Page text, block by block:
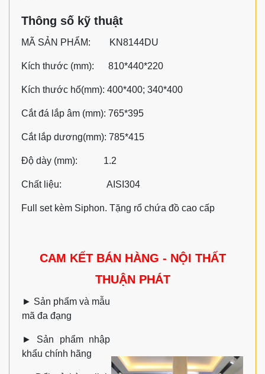
Thông số kỹ thuật
MÃ SẢN PHẨM: KN8144DU
Kích thước (mm): 810*440*220
Kích thước hố(mm): 400*400; 340*400
Cắt đá lắp âm (mm): 765*395
Cắt lắp dương(mm): 785*415
Độ dày (mm): 1.2
Chất liệu: AISI304
Full set kèm Siphon. Tặng rổ chứa đồ cao cấp
CAM KẾT BÁN HÀNG - NỘI THẤT
THUẬN PHÁT
► Sản phẩm và mẫu
mã đa đạng
► Sản phẩm nhập
khẩu chính hãng